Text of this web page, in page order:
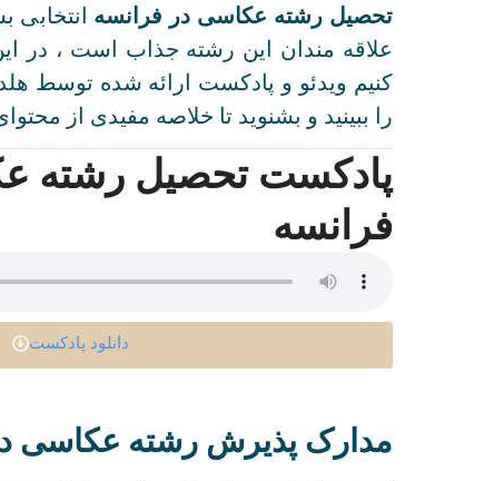
تحصیل رشته عکاسی در فرانسه انتخابی
علاقه مندان این رشته جذاب است ، در
کنیم ویدئو و پادکست ارائه شده توسط
را ببینید و بشنوید تا خلاصه مفیدی از
پادکست تحصیل رشته
فرانسه
دانلود پادکست
مدارک پذیرش رشته عکاسی